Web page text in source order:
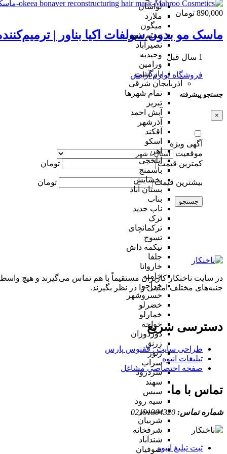
لواسان
ملارد
میگون
نسیم شهر
نصیرآباد
وحیدیه
ورامین
بازگشت
آذربایجان شرقی
تمام شهر‌ها
تبریز
آبش احمد
آذرشهر
آقکند
اسکو
اهر
ایلخچی
باسمنج
بخشایش
بستان آباد
بناب
ناب جدید
ترک
ترکمانچای
تسوج
تیکمه داش
جلفا
خاروانا
خامنه
خراجو
خسروشهر
خضرلو
خمارلو
خواجه
دوزدوزان
زرنق
زنوز
سراب
سردرود
سهند
سیس
سیه رود
شبستر
شربیان
شرفخانه
شندآباد
صوفیان
890,000 تومان
ماسک مو بدون سولفات اکیا بناور |
1 سال قبل
فروشگاه لوازم آرایش
جستجو پیشرفته
×
آگهی ویژه
موقعیت
کمترین قیمت
تومان
بیشترین قیمت تومان
جستجو
در سایت ناخنکار کاربران مستقیماً با هم تماس می‌گیرند و هیچ
جنبه‌های مختلف امنیتی را در نظر بگیرند.
دسترسی سریع
طراحی سایت :‌ ققنوس پارس
تبلیغات انبوه
صفحه اختصاصی مشاغل
تماس با ما
شماره تماس: 02191304320
ثبت تبلیغ انبوه